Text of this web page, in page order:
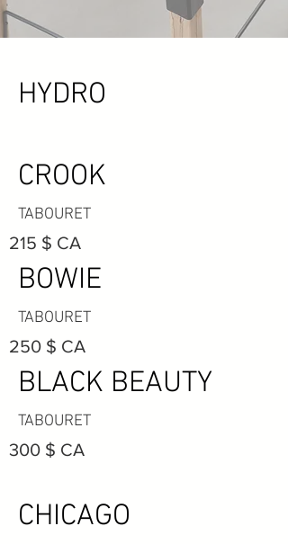
HYDRO
TABOURET
CROOK
TABOURET
BOWIE
TABOURET
BLACK BEAUTY
CHICAGO
215 $ CA
250 $ CA
300 $ CA